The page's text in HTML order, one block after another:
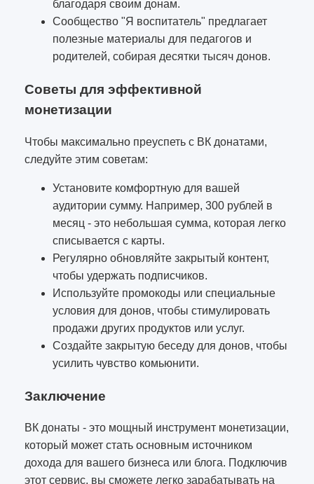
благодаря своим донам.
Сообщество "Я воспитатель" предлагает
полезные материалы для педагогов и
родителей, собирая десятки тысяч донов.
Советы для эффективной
монетизации
Чтобы максимально преуспеть с ВК донатами,
следуйте этим советам:
Установите комфортную для вашей
аудитории сумму. Например, 300 рублей в
месяц - это небольшая сумма, которая легко
списывается с карты.
Регулярно обновляйте закрытый контент,
чтобы удержать подписчиков.
Используйте промокоды или специальные
условия для донов, чтобы стимулировать
продажи других продуктов или услуг.
Создайте закрытую беседу для донов, чтобы
усилить чувство комьюнити.
Заключение
ВК донаты - это мощный инструмент монетизации,
который может стать основным источником
дохода для вашего бизнеса или блога. Подключив
этот сервис, вы сможете легко зарабатывать на